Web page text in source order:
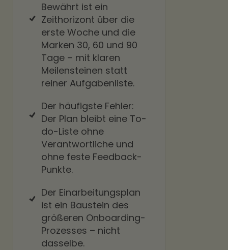
Bewährt ist ein
Zeithorizont über die
erste Woche und die
Marken 30, 60 und 90
Tage – mit klaren
Meilensteinen statt
reiner Aufgabenliste.
Der häufigste Fehler:
Der Plan bleibt eine To-
do-Liste ohne
Verantwortliche und
ohne feste Feedback-
Punkte.
Der Einarbeitungsplan
ist ein Baustein des
größeren Onboarding-
Prozesses – nicht
dasselbe.